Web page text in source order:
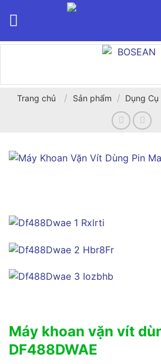
Trang chủ / Sản phẩm / Dụng Cụ
Máy khoan vặn vít
DF488DWAE